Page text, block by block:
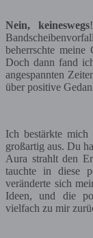
Nein, keineswegs
beherrschte meine
Doch dann fand
angespannten
über positive
Ich bestärkte
großartig aus. Du
Aura strahlt den
tauchte in diese
veränderte sich
Ideen, und die
vielfach zu mir